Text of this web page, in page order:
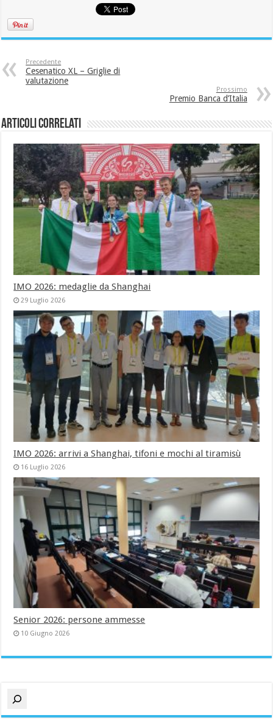
Precedente
Cesenatico XL – Griglie di
valutazione
Prossimo
Premio Banca d’Italia
Articoli correlati
IMO 2026: medaglie da Shanghai
29 Luglio 2026
IMO 2026: arrivi a Shanghai, tifoni e mochi al tiramisù
16 Luglio 2026
Senior 2026: persone ammesse
10 Giugno 2026
Cerca